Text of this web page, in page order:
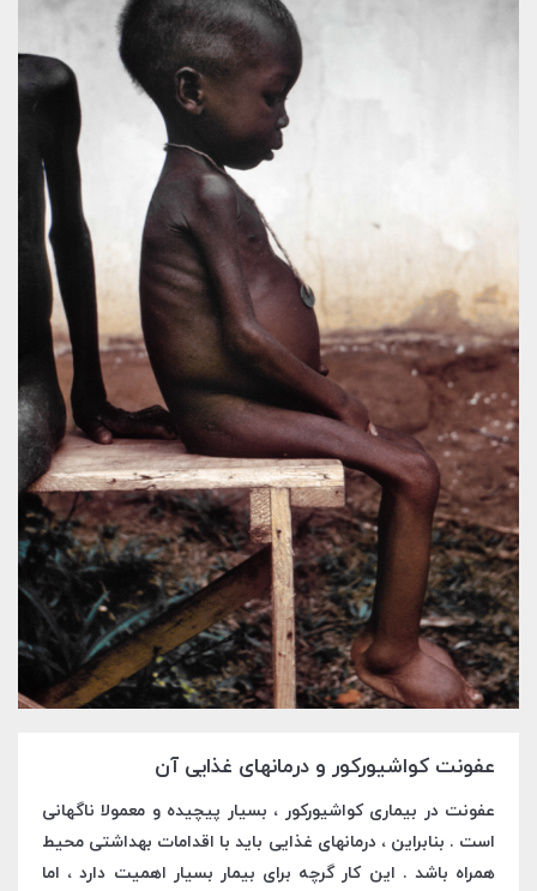
عفونت کواشیورکور و درمانهای غذایی آن
عفونت در بیماری کواشیورکور ، بسیار پیچیده و معمولا ناگهانی
است . بنابراین ، درمانهای غذایی باید با اقدامات بهداشتی محیط
همراه باشد . این کار گرچه برای بیمار بسیار اهمیت دارد ، اما